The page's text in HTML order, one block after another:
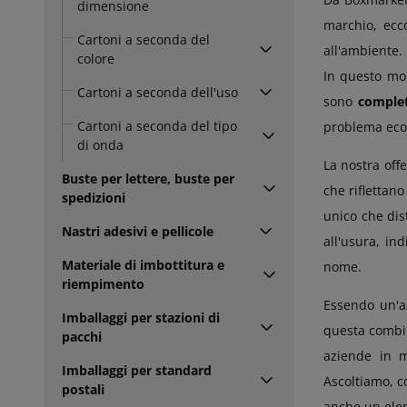
dimensione
Cartoni a seconda del
colore
Cartoni a seconda dell'uso
Cartoni a seconda del tipo
di onda
Buste per lettere, buste per
spedizioni
Nastri adesivi e pellicole
Materiale di imbottitura e
riempimento
Imballaggi per stazioni di
pacchi
Imballaggi per standard
postali
marchio,
In questo
sono
problema
La nostra
che
unico che
all'usura,
nome.
Essendo
questa
aziende in
Ascoltiamo,